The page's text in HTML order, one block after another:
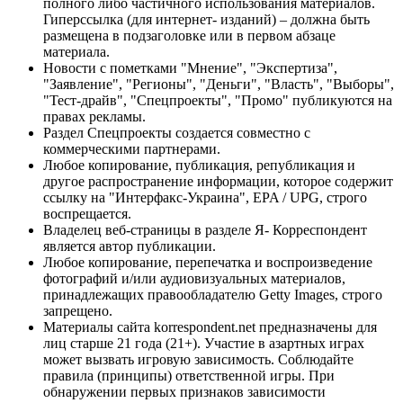
Гиперссылка (для интернет- изданий) – должна быть
размещена в подзаголовке или в первом абзаце
материала.
Новости с пометками "Мнение", "Экспертиза",
"Заявление", "Регионы", "Деньги", "Власть", "Выборы",
"Тест-драйв", "Спецпроекты", "Промо" публикуются на
правах рекламы.
Раздел Спецпроекты создается совместно с
коммерческими партнерами.
Любое копирование, публикация, републикация и
другое распространение информации, которое содержит
ссылку на "Интерфакс-Украина", EPA / UPG, строго
воспрещается.
Владелец веб-страницы в разделе Я- Корреспондент
является автор публикации.
Любое копирование, перепечатка и воспроизведение
фотографий и/или аудиовизуальных материалов,
принадлежащих правообладателю Getty Images, строго
запрещено.
Материалы сайта korrespondent.net предназначены для
лиц старше 21 года (21+). Участие в азартных играх
может вызвать игровую зависимость. Соблюдайте
правила (принципы) ответственной игры. При
обнаружении первых признаков зависимости